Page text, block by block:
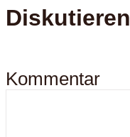
Diskutieren
Kommentar